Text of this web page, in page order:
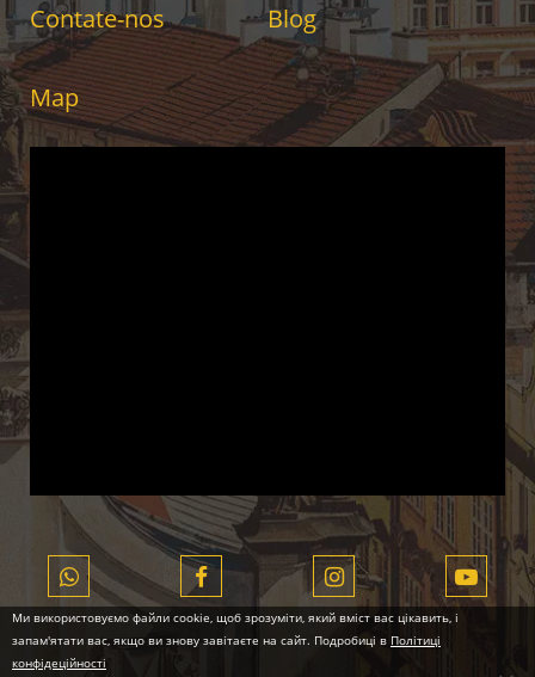
Contate-nos Blog
Map
Ми використовуємо файли cookie, щоб зрозуміти, який вміст вас цікавить, і
запам'ятати вас, якщо ви знову завітаєте на сайт. Подробиці в Політиці
конфідеційності